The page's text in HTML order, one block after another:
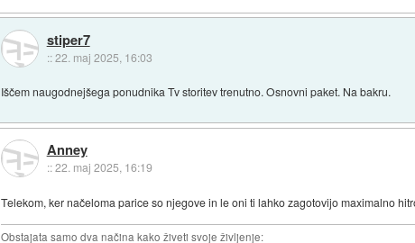
stiper7
::22. maj 2025, 16:03
Iščem naugodnejšega ponudnika Tv storitev trenutno. Osnovni paket. Na bakru.
Anney
::22. maj 2025, 16:19
Telekom, ker načeloma parice so njegove in le oni ti lahko zagotovijo maximalno
Obstajata samo dva načina kako živeti svoje življenje: